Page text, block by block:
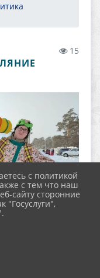
15
с политикой
с тем что наш
сайту сторонние
"Госуслуги",